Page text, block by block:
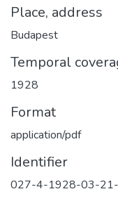
Place, address
Budapest
Temporal
1928
Format
application/pdf
Identifier
027-4-1928-03-21-